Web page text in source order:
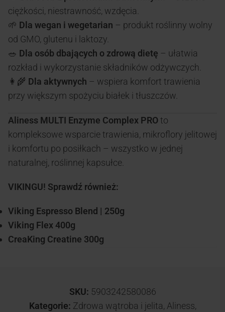
ciężkości, niestrawność, wzdęcia.
🌱 Dla wegan i wegetarian – produkt roślinny wolny
od GMO, glutenu i laktozy.
🥗 Dla osób dbających o zdrową dietę – ułatwia
rozkład i wykorzystanie składników odżywczych.
👩‍🌾 Dla aktywnych – wspiera komfort trawienia
przy większym spożyciu białek i tłuszczów.
Aliness MULTI Enzyme Complex PROto
kompleksowe wsparcie trawienia, mikroflory jelitowej
i komfortu po posiłkach – wszystko w jednej
naturalnej, roślinnej kapsułce.
VIKINGU! Sprawdź również:
Viking Espresso Blend | 250g
Viking Flex 400g
CreaKing Creatine 300g
SKU: 5903242580086
Kategorie: Zdrowa wątroba i jelita, Aliness,